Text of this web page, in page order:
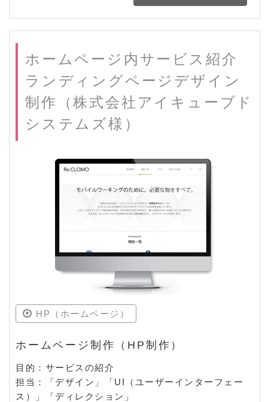
ホームページ内サービス紹介
ランディングページデザイン
制作（株式会社アイキューブド
システムズ様）
HP（ホームページ）
ホームページ制作（HP制作）
目的：サービスの紹介
担当：「デザイン」「UI（ユーザーインターフェー
ス）」「ディレクション」